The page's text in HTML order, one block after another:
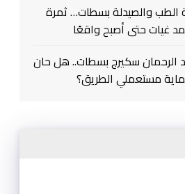
الطب والصيدلة بسطات… ثمرة
غيات حتى أصبح واقعًا
الرحمان سكيرج بسطات.. هل حان
مستعملي الطريق؟